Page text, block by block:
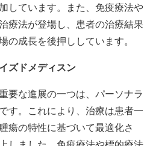
しています。また、免疫療法や
療法が登場し、患者の治療結果
の成長を後押ししています。
ズドメディスン
要な進展の一つは、パーソナラ
す。これにより、治療は患者一
瘍の特性に基づいて最適化さ